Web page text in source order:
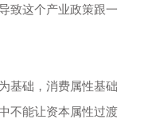
致这个产业政策跟一
基础，消费属性基础
不能让资本属性过渡